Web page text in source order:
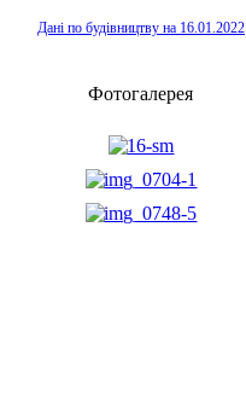
Дані по будівництву на 16.01.2022
Фотогалерея